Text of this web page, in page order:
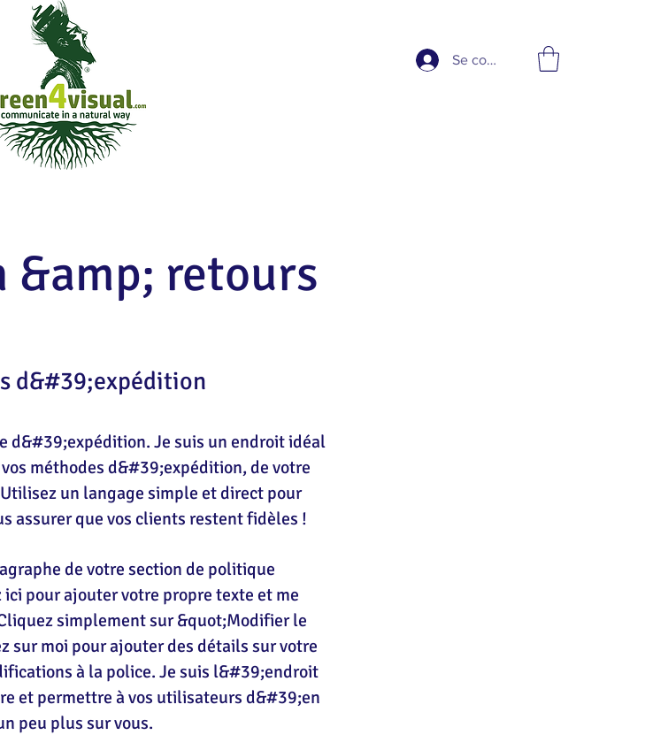
Se connecter
&amp; retours
d&#39;expédition
d&#39;expédition. Je suis un endroit idéal
méthodes d&#39;expédition, de votre
un langage simple et direct pour
assurer que vos clients restent fidèles !
de votre section de politique
pour ajouter votre propre texte et me
simplement sur &quot;Modifier le
sur moi pour ajouter des détails sur votre
à la police. Je suis l&#39;endroit
et permettre à vos utilisateurs d&#39;en
peu plus sur vous.